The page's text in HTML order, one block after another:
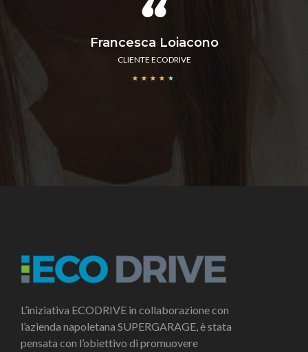
Francesca Loiacono
CLIENTE ECODRIVE
★ ★ ★ ★ ★
L’iniziativa ECODRIVE in collaborazione con
l’azienda napoletana SUPERGARAGE, è stata
pensata con l’obiettivo di promuovere